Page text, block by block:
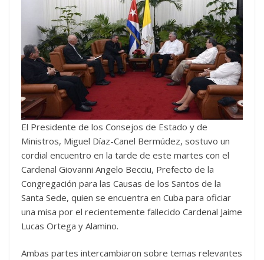
El Presidente de los Consejos de Estado y de
Ministros, Miguel Díaz-Canel Bermúdez, sostuvo un
cordial encuentro en la tarde de este martes con el
Cardenal Giovanni Angelo Becciu, Prefecto de la
Congregación para las Causas de los Santos de la
Santa Sede, quien se encuentra en Cuba para oficiar
una misa por el recientemente fallecido Cardenal Jaime
Lucas Ortega y Alamino.
Ambas partes intercambiaron sobre temas relevantes